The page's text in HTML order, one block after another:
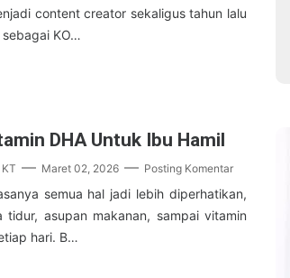
content creator sekaligus tahun lalu
KO…
DHA Untuk Ibu Hamil
Maret 02, 2026 Posting Komentar
semua hal jadi lebih diperhatikan,
asupan makanan, sampai vitamin
hari. B…